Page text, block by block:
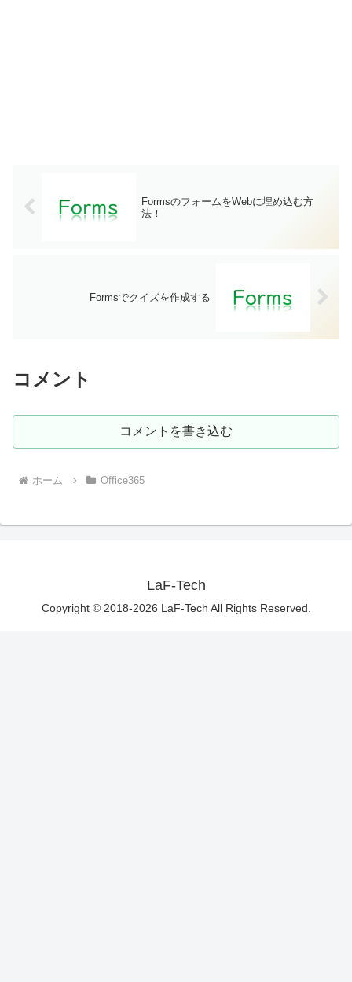
FormsのフォームをWebに埋め込む方
法！
Formsでクイズを作成する
コメント
コメントを書き込む
ホーム Office365
LaF-Tech
Copyright © 2018-2026 LaF-Tech All Rights Reserved.